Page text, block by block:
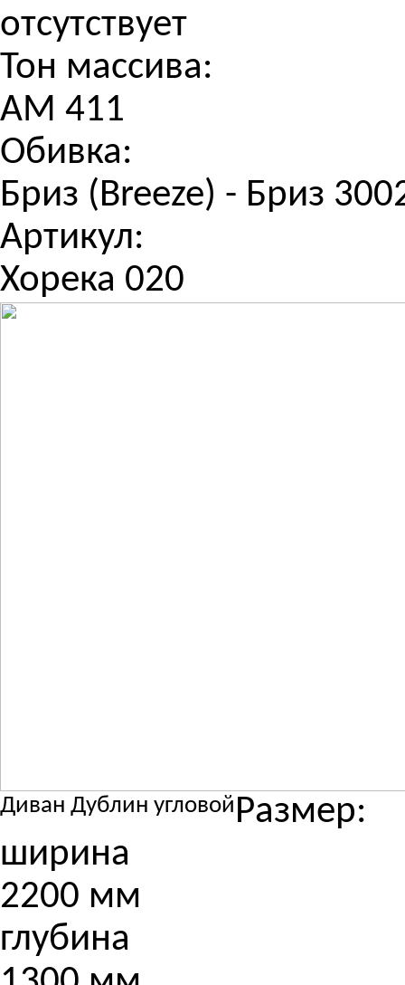
отсутствует
Тон массива:
АМ 411
Обивка:
Бриз (Breeze) - Бриз
Артикул:
Хорека 020
Диван Дублин угловойРазмер:
ширина
2200 мм
глубина